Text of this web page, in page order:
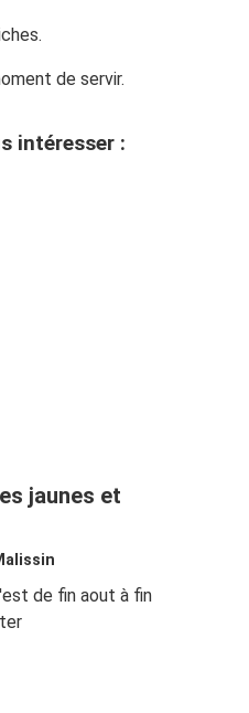
de servir.
intéresser :
jaunes et
de fin aout à fin